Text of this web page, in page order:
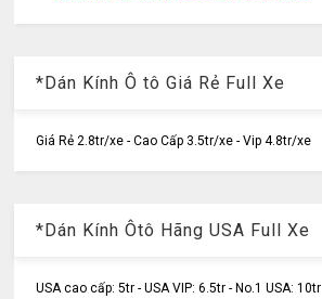
*Dán Kính Ô tô Giá Rẻ Full Xe
Giá Rẻ 2.8tr/xe - Cao Cấp 3.5tr/xe - Vip 4.8tr/xe
*Dán Kính Ôtô Hãng USA Full Xe
USA cao cấp: 5tr - USA VIP: 6.5tr - No.1 USA: 10tr